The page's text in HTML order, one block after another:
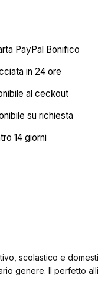
PayPal Bonifico
in 24 ore
al ceckout
su richiesta
14 giorni
scolastico e
genere. Il perfetto